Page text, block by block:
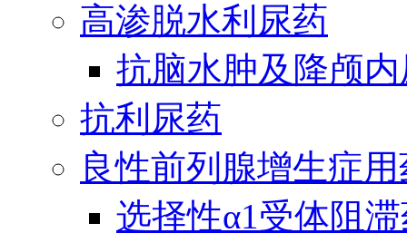
高渗脱水利尿药
抗脑水肿及降颅
抗利尿药
良性前列腺增生症
选择性α1受体阻